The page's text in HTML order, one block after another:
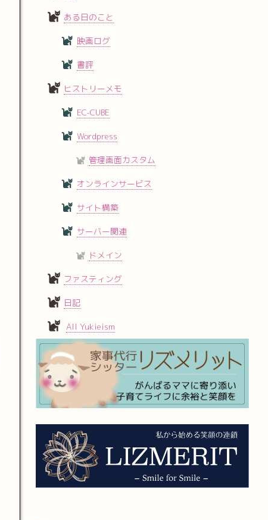
ある日のこと
映画ログ
書評
ヒストリーメモ
EC-CUBE
Wordpress
管理画面カスタム
オンラインサービス
サイト構築
サーバー関連
ドメイン
ファスティング
日記
All Yukieism